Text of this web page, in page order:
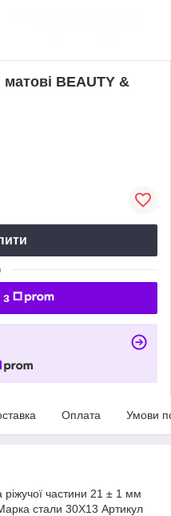
матові BEAUTY &
з
Оплата Умови
частини 21 ± 1 мм
стали 30Х13 Артикул